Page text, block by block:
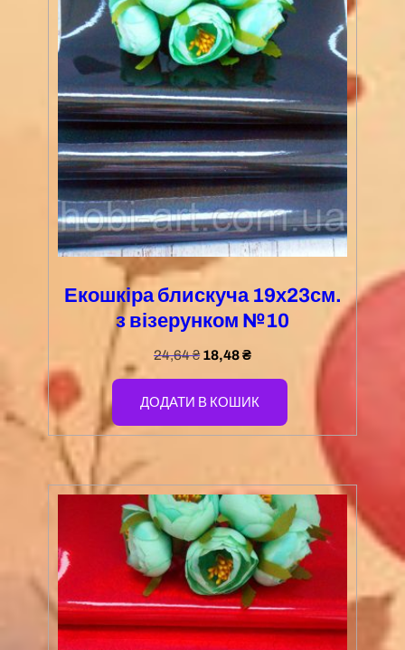
Екошкіра блискуча 19х23см.
з візерунком №10
24,64₴ 18,48₴
ДОДАТИ В КОШИК